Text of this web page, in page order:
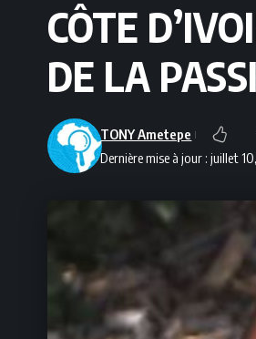
CÔTE
DE LA
Dernière mise à jour : juillet
TONY Ametepe